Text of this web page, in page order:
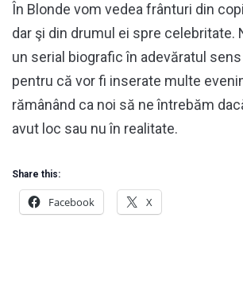
În Blonde vom vedea frânturi din
dar şi din drumul ei spre celebritate.
un serial biografic în adevăratul
pentru că vor fi inserate multe
rămânând ca noi să ne întrebăm
avut loc sau nu în realitate.
Share this:
Facebook X